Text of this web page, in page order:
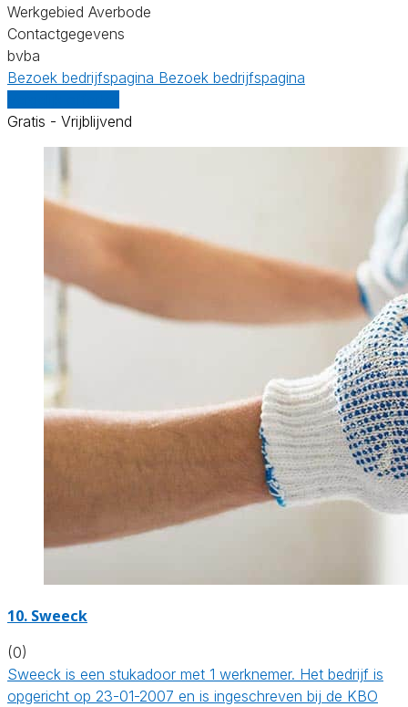
Werkgebied Averbode
Contactgegevens
bvba
Bezoek bedrijfspagina Bezoek bedrijfspagina
Gratis - Vrijblijvend
10. Sweeck
(0)
Sweeck is een stukadoor met 1 werknemer. Het bedrijf is
opgericht op 23-01-2007 en is ingeschreven bij de KBO